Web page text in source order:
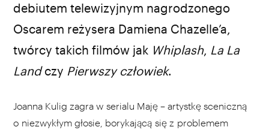
debiutem telewizyjnym nagrodzonego
Oscarem reżysera Damiena Chazelle’a,
twórcy takich filmów jak Whiplash, La La
Landczy Pierwszy człowiek.
Joanna Kulig zagra w serialu Maję – artystkę sceniczną
o niezwykłym głosie, borykającą się z problemem